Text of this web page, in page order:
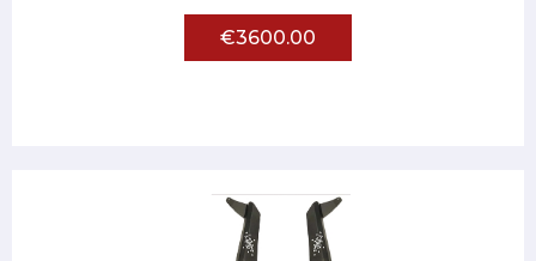
€3600.00